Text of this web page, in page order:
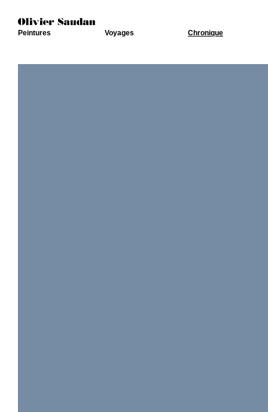
Peintures Voyages Chronique